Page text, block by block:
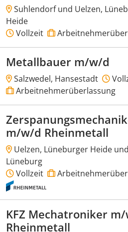
Suhlendorf und Uelzen,
Heide
Vollzeit
Metallbauer m/w/d
Salzwedel, Hansestadt
Arbeitnehmerüberlassung
m/w/d Rheinmetall
Uelzen, Lüneburger Heide und
Lüneburg
Vollzeit
KFZ Mechatroniker
Rheinmetall